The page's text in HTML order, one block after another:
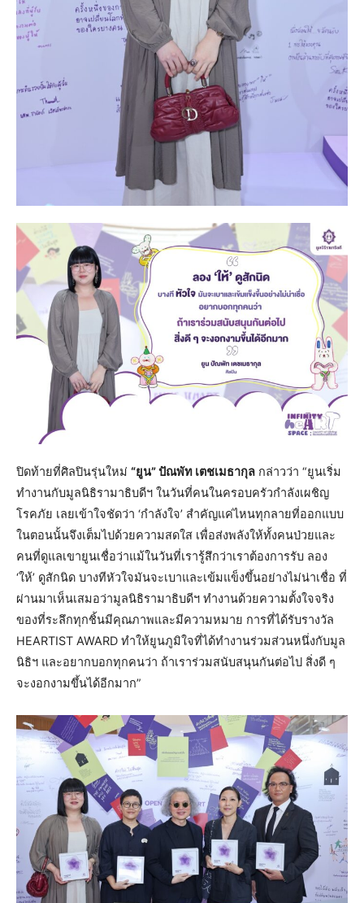
ปิดท้ายที่ศิลปินรุ่นใหม่ “ยูน” ปัณพัท เตชเมธากุล กล่าวว่า “ยูนเริ่ม
ทำงานกับมูลนิธิรามาธิบดีฯ ในวันที่คนในครอบครัวกำลังเผชิญ
โรคภัย เลยเข้าใจชัดว่า ‘กำลังใจ’ สำคัญแค่ไหนทุกลายที่ออกแบบ
ในตอนนั้นจึงเต็มไปด้วยความสดใส เพื่อส่งพลังให้ทั้งคนป่วยและ
คนที่ดูแลเขายูนเชื่อว่าแม้ในวันที่เรารู้สึกว่าเราต้องการรับ ลอง
‘ให้’ ดูสักนิด บางทีหัวใจมันจะเบาและเข้มแข็งขึ้นอย่างไม่น่าเชื่อ ที่
ผ่านมาเห็นเสมอว่ามูลนิธิรามาธิบดีฯ ทำงานด้วยความตั้งใจจริง
ของที่ระลึกทุกชิ้นมีคุณภาพและมีความหมาย การที่ได้รับรางวัล
HEARTIST AWARD ทำให้ยูนภูมิใจที่ได้ทำงานร่วมส่วนหนึ่งกับมูล
นิธิฯ และอยากบอกทุกคนว่า ถ้าเราร่วมสนับสนุนกันต่อไป สิ่งดี ๆ
จะงอกงามขึ้นได้อีกมาก”